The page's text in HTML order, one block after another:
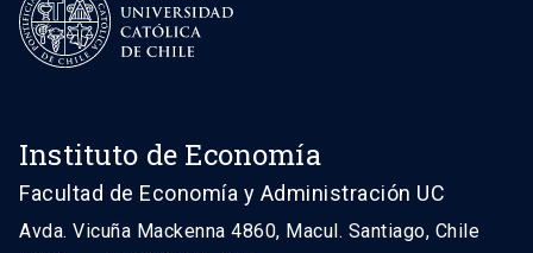
Instituto de Economía
Facultad de Economía y Administración UC
Avda. Vicuña Mackenna 4860, Macul. Santiago, Chile